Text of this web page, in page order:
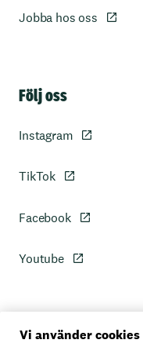
Jobba hos oss
Följ oss
Instagram
TikTok
Facebook
Youtube
Personuppgiftspolicy
Vi använder cookies